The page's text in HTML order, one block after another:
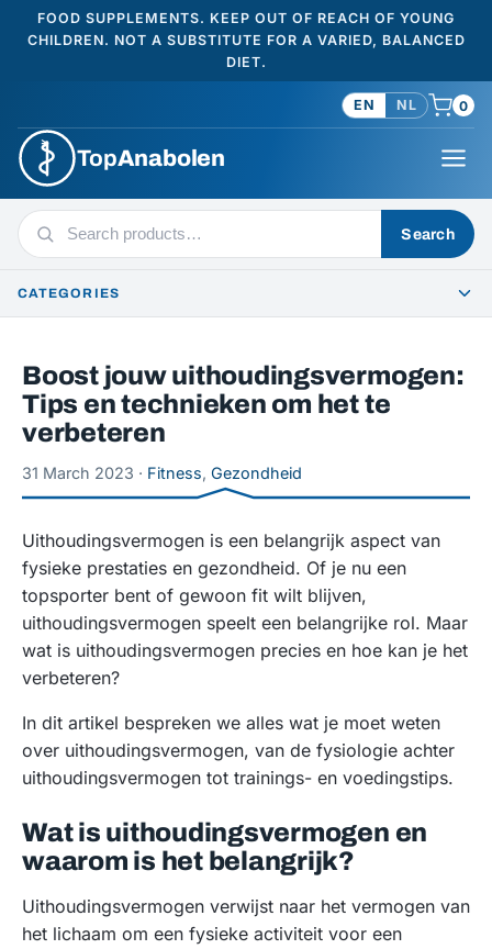
FOOD SUPPLEMENTS. KEEP OUT OF REACH OF YOUNG
CHILDREN. NOT A SUBSTITUTE FOR A VARIED, BALANCED
DIET.
TopAnabolen
EN NL 0
Search
products
Search
CATEGORIES
Boost jouw uithoudingsvermogen:
Tips en technieken om het te
verbeteren
31 March 2023 · Fitness, Gezondheid
Uithoudingsvermogen is een belangrijk aspect van
fysieke prestaties en gezondheid. Of je nu een
topsporter bent of gewoon fit wilt blijven,
uithoudingsvermogen speelt een belangrijke rol. Maar
wat is uithoudingsvermogen precies en hoe kan je het
verbeteren?
In dit artikel bespreken we alles wat je moet weten
over uithoudingsvermogen, van de fysiologie achter
uithoudingsvermogen tot trainings- en voedingstips.
Wat is uithoudingsvermogen en
waarom is het belangrijk?
Uithoudingsvermogen verwijst naar het vermogen van
het lichaam om een fysieke activiteit voor een